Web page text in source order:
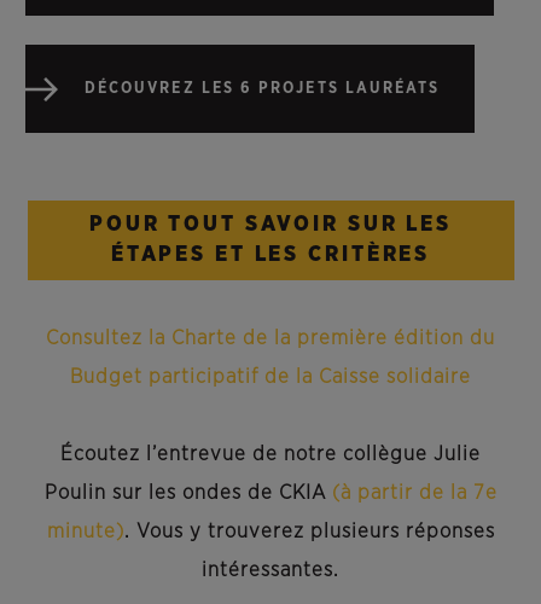
DÉCOUVREZ LES 6 PROJETS LAURÉATS
POUR TOUT SAVOIR SUR LES
ÉTAPES ET LES CRITÈRES
Consultez la Charte de la première édition du
Budget participatif de la Caisse solidaire
Écoutez l’entrevue de notre collègue Julie
Poulin sur les ondes de CKIA (à partir de la 7e
minute). Vous y trouverez plusieurs réponses
intéressantes.